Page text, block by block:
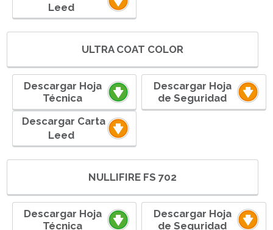
Leedㅤ ㅤㅤㅤㅤㅤㅤ
ULTRA COAT COLOR
Descargar Hoja
Técnica
Descargar Hoja
de Seguridad
ㅤㅤ ㅤㅤㅤㅤㅤㅤDescargar Carta
Leedㅤ ㅤㅤㅤㅤㅤㅤ
NULLIFIRE FS 702
Descargar Hoja
Técnica
Descargar Hoja
de Seguridad